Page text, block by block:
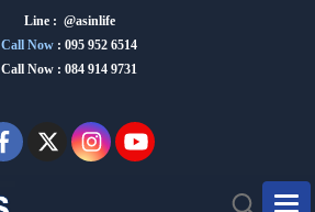
Line : @asinlife
Call Now : 095 952 6514
Call Now : 084 914 9731